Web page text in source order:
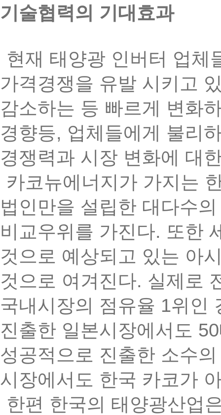
기술협력의 기대효과
현재 태양광 인버터 업체
가격경쟁을 유발 시키고
감소하는 등 빠르게
변화
경향등, 업체들에게
불리
경쟁력과 시장 변화에
대
카코뉴에너지가 가지는
법인만을 설립한 대다수의
비교우위를 가진다. 또한
것으로 예상되고 있는 아
것으로 여겨진다. 실제로
국내시장의
점유율 1위인
진출한 일본시장에서도 50
성공적으로 진출한 소수의
시장에서도 한국 카코가
한편 한국의 태양광산업